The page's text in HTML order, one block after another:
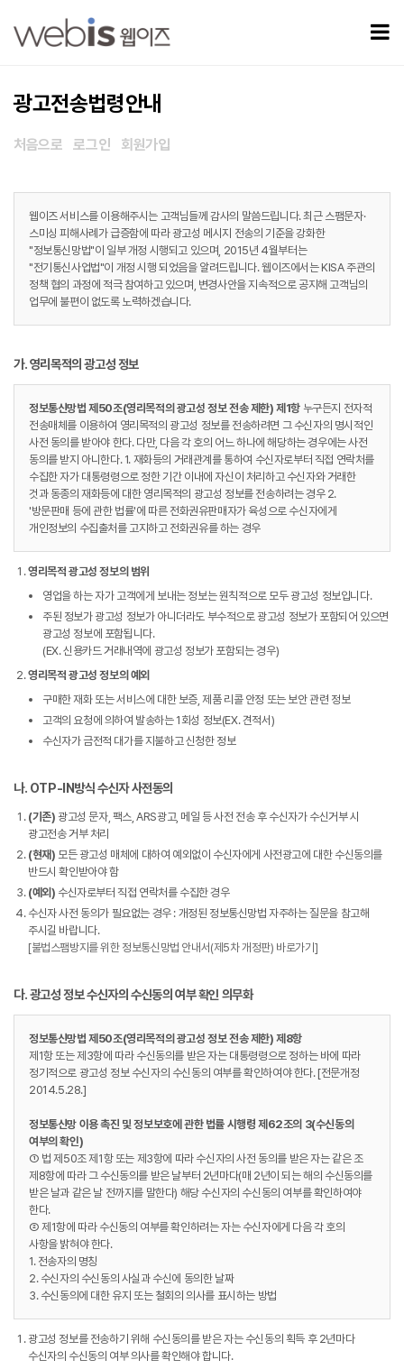
광고전송법령안내
처음으로 로그인 회원가입
웹이즈 서비스를 이용해주시는 고객님들께 감사의 말씀드립니다. 최근 스팸문자·
스미싱 피해사례가 급증함에 따라 광고성 메시지 전송의 기준을 강화한
"정보통신망법"이 일부 개정 시행되고 있으며, 2015년 4월부터는
"전기통신사업법"이 개정 시행 되었음을 알려드립니다. 웹이즈에서는 KISA 주관의
정책 협의 과정에 적극 참여하고 있으며, 변경사안을 지속적으로 공지해 고객님의
업무에 불편이 없도록 노력하겠습니다.
가. 영리목적의 광고성 정보
정보통신망법 제50조(영리목적의 광고성 정보 전송 제한) 제1항 누구든지 전자적
전송매체를 이용하여 영리목적의 광고성 정보를 전송하려면 그 수신자의 명시적인
사전 동의를 받아야 한다. 다만, 다음 각 호의 어느 하나에 해당하는 경우에는 사전
동의를 받지 아니한다. 1. 재화등의 거래관계를 통하여 수신자로부터 직접 연락처를
수집한 자가 대통령령으로 정한 기간 이내에 자신이 처리하고 수신자와 거래한
것과 동종의 재화등에 대한 영리목적의 광고성 정보를 전송하려는 경우 2.
'방문판매 등에 관한 법률'에 따른 전화권유판매자가 육성으로 수신자에게
개인정보의 수집출처를 고지하고 전화권유를 하는 경우
영리목적 광고성 정보의 범위
영업을 하는 자가 고객에게 보내는 정보는 원칙적으로 모두 광고성 정보입니다.
주된 정보가 광고성 정보가 아니더라도 부수적으로 광고성 정보가 포함되어 있으면
광고성 정보에 포함됩니다.
(EX. 신용카드 거래내역에 광고성 정보가 포함되는 경우)
영리목적 광고성 정보의 예외
구매한 재화 또는 서비스에 대한 보증, 제품 리콜 안정 또는 보안 관련 정보
고객의 요청에 의하여 발송하는 1회성 정보(EX. 견적서)
수신자가 금전적 대가를 지불하고 신청한 정보
나. OTP-IN방식 수신자 사전동의
(기존) 광고성 문자, 팩스, ARS광고, 메일 등 사전 전송 후 수신자가 수신거부 시
광고전송 거부 처리
(현재) 모든 광고성 매체에 대하여 예외없이 수신자에게 사전광고에 대한 수신동의를
반드시 확인받아야 함
(예외) 수신자로부터 직접 연락처를 수집한 경우
수신자 사전 동의가 필요없는 경우 : 개정된 정보통신망법 자주하는 질문을 참고해
주시길 바랍니다.
[불법스팸방지를 위한 정보통신망법 안내서(제5차 개정판) 바로가기]
다. 광고성 정보 수신자의 수신동의 여부 확인 의무화
정보통신망법 제50조(영리목적의 광고성 정보 전송 제한) 제8항
제1항 또는 제3항에 따라 수신동의를 받은 자는 대통령령으로 정하는 바에 따라
정기적으로 광고성 정보 수신자의 수신동의 여부를 확인하여야 한다. [전문개정
2014.5.28.]
정보통신망 이용 촉진 및 정보보호에 관한 법률 시행령 제62조의 3(수신동의
여부의 확인)
① 법 제50조 제1항 또는 제3항에 따라 수신자의 사전 동의를 받은 자는 같은 조
제8항에 따라 그 수신동의를 받은 날부터 2년마다(매 2년이 되는 해의 수신동의를
받은 날과 같은 날 전까지를 말한다) 해당 수신자의 수신동의 여부를 확인하여야
한다.
② 제1항에 따라 수신동의 여부를 확인하려는 자는 수신자에게 다음 각 호의
사항을 밝혀야 한다.
1. 전송자의 명칭
2. 수신자의 수신동의 사실과 수신에 동의한 날짜
3. 수신동의에 대한 유지 또는 철회의 의사를 표시하는 방법
광고성 정보를 전송하기 위해 수신동의를 받은 자는 수신동의 획득 후 2년마다
수신자의 수신동의 여부 의사를 확인해야 합니다.